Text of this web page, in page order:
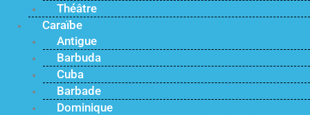
Théâtre
Caraïbe
Antigue
Barbuda
Cuba
Barbade
Dominique